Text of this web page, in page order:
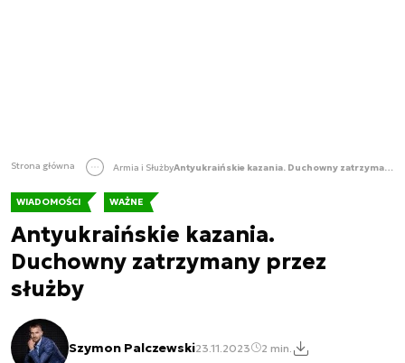
Strona główna Armia i Służby Antyukraińskie kazania. Duchowny zatrzymany przez służby
WIADOMOŚCI WAŻNE
Antyukraińskie kazania.
Duchowny zatrzymany przez
służby
Szymon Palczewski23.11.2023 2 min.